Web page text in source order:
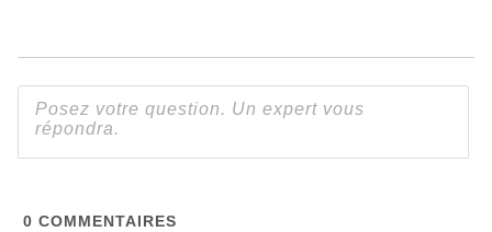
0 COMMENTAIRES